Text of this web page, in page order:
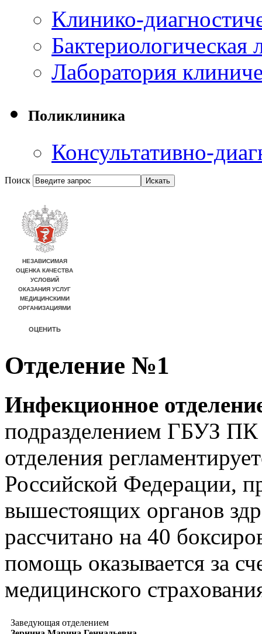
Клинико-
Бактериологическая
Лаборатория
Поликлиника
Консультативно-
Поиск
Отделение №1
Инфекционное
подразделением ГБУЗ
отделения
Российской Федерации,
вышестоящих органов
рассчитано на 40
помощь оказывается за
медицинского
Заведующая отделением